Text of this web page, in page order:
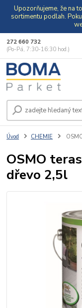
Upozorňujeme, že na
sortimentu podlah.
272 660 732
(Po-Pá, 7:30-16:30 hod.)
Úvod CHEMIE
OSMO
dřevo 2,5l